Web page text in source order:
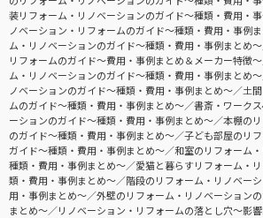
装リフォーム・リノベーションのガイド〜種類・費用・
ノベーション・リフォームのガイド〜種類・費用・事例
ム・リノベーションのガイド〜種類・費用・事例まとめ〜
リフォームのガイド〜費用・事例まとめ＆メーカー特徴〜
ム・リノベーションのガイド〜種類・費用・事例まとめ〜
ノベーションのガイド〜種類・費用・事例まとめ〜
土
ムのガイド〜種類・費用・事例まとめ〜
書斎・ワーク
ーションのガイド〜種類・費用・事例まとめ〜
本棚の
のガイド〜種類・費用・事例まとめ〜
子ども部屋のリ
ガイド〜種類・費用・事例まとめ〜
和室のリフォーム
種類・費用・事例まとめ〜
愛猫と暮らすリフォーム・
類・費用・事例まとめ〜
階段のリフォーム・リノベー
用・事例まとめ〜
外壁のリフォーム・リノベーション
まとめ〜
リノベーション・リフォームの落とし穴～影